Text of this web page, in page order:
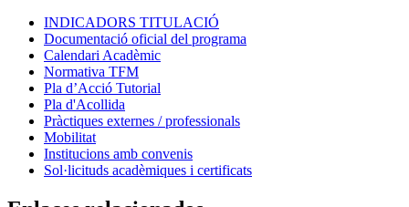
INDICADORS TITULACIÓ
Documentació oficial del programa
Calendari Acadèmic
Normativa TFM
Pla d’Acció Tutorial
Pla d'Acollida
Pràctiques externes / professionals
Mobilitat
Institucions amb convenis
Sol·licituds acadèmiques i certificats